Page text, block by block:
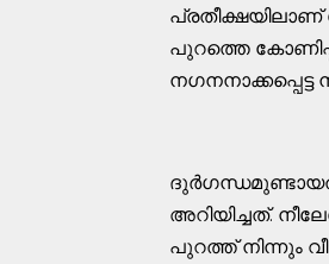
പ്രതീക്ഷയിലാണ്
പുറത്തെ
അറിയിച്ചത്.
പുറത്ത് നിന്നും